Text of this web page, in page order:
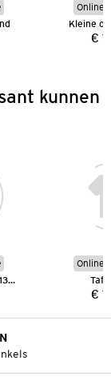
Online
Kleine
€
kunnen
Beddengoed 100 x 135 cm
Online
€